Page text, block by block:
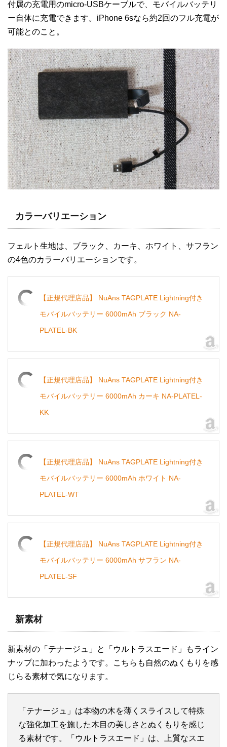
付属の充電用のmicro-USBケーブルで、モバイルバッテリ
ー自体に充電できます。iPhone 6sなら約2回のフル充電が
可能とのこと。
カラーバリエーション
フェルト生地は、ブラック、カーキ、ホワイト、サフラン
の4色のカラーバリエーションです。
【正規代理店品】 NuAns TAGPLATE Lightning付き
モバイルバッテリー 6000mAh ブラック NA-
PLATEL-BK
【正規代理店品】 NuAns TAGPLATE Lightning付き
モバイルバッテリー 6000mAh カーキ NA-PLATEL-
KK
【正規代理店品】 NuAns TAGPLATE Lightning付き
モバイルバッテリー 6000mAh ホワイト NA-
PLATEL-WT
【正規代理店品】 NuAns TAGPLATE Lightning付き
モバイルバッテリー 6000mAh サフラン NA-
PLATEL-SF
新素材
新素材の「テナージュ」と「ウルトラスエード」もライン
ナップに加わったようです。こちらも自然のぬくもりを感
じらる素材で気になります。
「テナージュ」は本物の木を薄くスライスして特殊
な強化加工を施した木目の美しさとぬくもりを感じ
る素材です。「ウルトラスエード」は、上質なスエ